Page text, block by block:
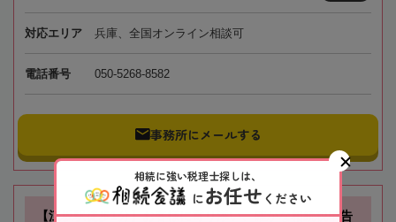
対応エリア 兵庫、全国オンライン相談可
電話番号 050-5268-8582
事務所にメールする
【江坂駅徒歩1分】お客様に寄り添い、確かな相続税申告
相続に強い税理士探しは、
にお任せ ください